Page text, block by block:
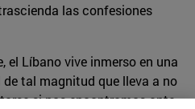
las confesiones
el Líbano vive inmerso en una
tal magnitud que lleva a no
si nos encontramos ante